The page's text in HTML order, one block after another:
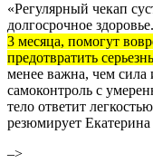
«Регулярный чекап
долгосрочное здоровье.
3 месяца, помогут
предотвратить
менее важна, чем сила
самоконтроль с
тело ответит
резюмирует
–>